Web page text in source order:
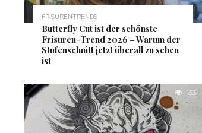
FRISURENTRENDS
Butterfly Cut ist der schönste
Frisuren-Trend 2026 – Warum der
Stufenschnitt jetzt überall zu sehen
ist
153